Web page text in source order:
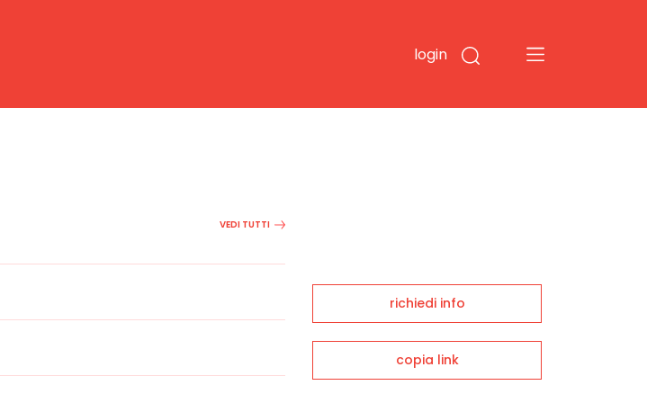
login
VEDI TUTTI
richiedi info
copia link